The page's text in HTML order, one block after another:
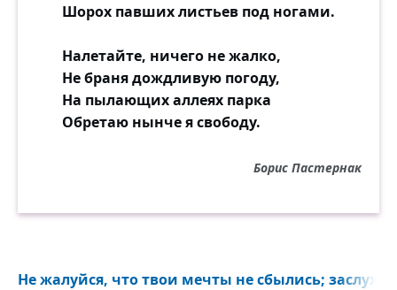
Шорох павших листьев под ногами.
Налетайте, ничего не жалко,
Не браня дождливую погоду,
На пылающих аллеях парка
Обретаю нынче я свободу.
Борис Пастернак
Не жалуйся, что твои мечты не сбылись;